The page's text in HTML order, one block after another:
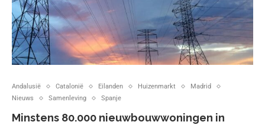
Andalusië Catalonië Eilanden Huizenmarkt
Madrid
Nieuws
Samenleving Spanje
Minstens 80.000 nieuwbouwwoningen in